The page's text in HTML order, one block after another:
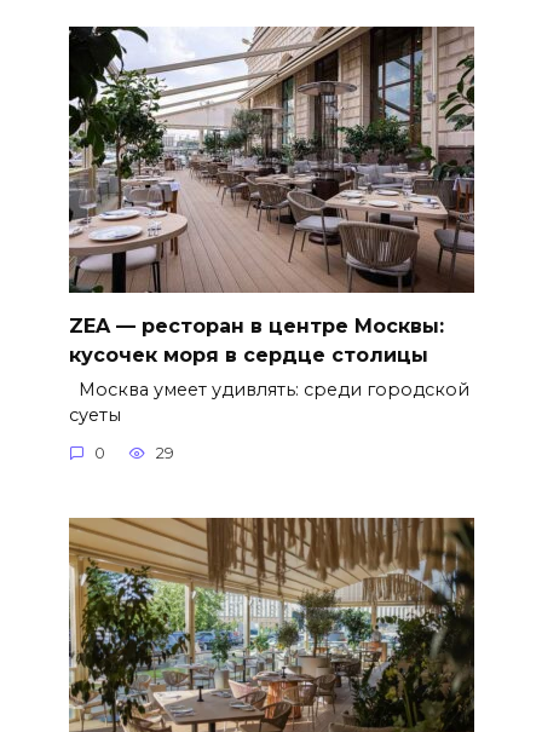
ZEA — ресторан в центре Москвы:
кусочек моря в сердце столицы
Москва умеет удивлять: среди городской
суеты
0 29